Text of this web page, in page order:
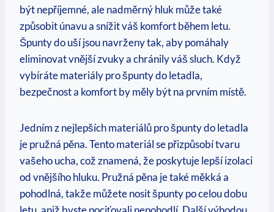
být nepříjemné, ale nadměrný hluk může také
způsobit únavu a snížit váš komfort během letu.
Špunty do uší jsou navrženy tak, aby pomáhaly
eliminovat vnější zvuky a chránily váš sluch. Když
vybíráte materiály pro špunty do letadla,
bezpečnost a komfort by měly být na prvním místě.
Jedním z nejlepších materiálů pro špunty do letadla
je pružná pěna. Tento materiál se přizpůsobí tvaru
vašeho ucha, což znamená, že poskytuje lepší izolaci
od vnějšího hluku. Pružná pěna je také měkká a
pohodlná, takže můžete nosit špunty po celou dobu